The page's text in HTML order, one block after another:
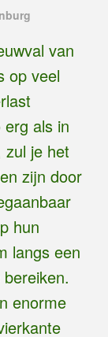
van
op veel
als in
zul je het
zijn door
hun
langs een
enorme